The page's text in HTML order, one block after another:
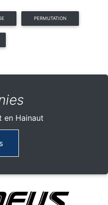
PERMUTATION
en Hainaut